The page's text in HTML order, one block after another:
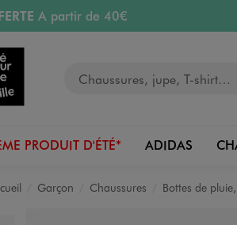
A partir de 40€
OFFERTE
4h en magasin
pendant 30 jours
PRODUIT D'ÉTÉ* ADIDAS
Garçon Chaussures Bottes de